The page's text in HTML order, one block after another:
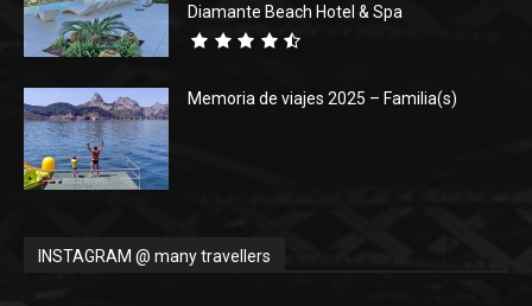
Diamante Beach Hotel & Spa
Memoria de viajes 2025 – Familia(s)
INSTAGRAM @ many travellers